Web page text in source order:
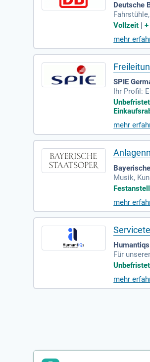
Deutsche
der
Vollzeit |
mehr
SPIE
Ihr Profil:
erschein
mehr
Musik,
r
mehr
Für
niker für
mehr